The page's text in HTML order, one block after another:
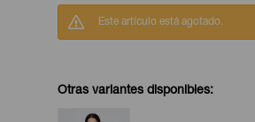
Este artículo está agotado.
Otras variantes disponibles: